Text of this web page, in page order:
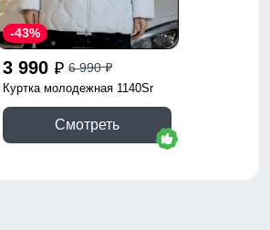
3 990 p 6 990p
-43%
Куртка молодежная 1140Sr
Смотреть